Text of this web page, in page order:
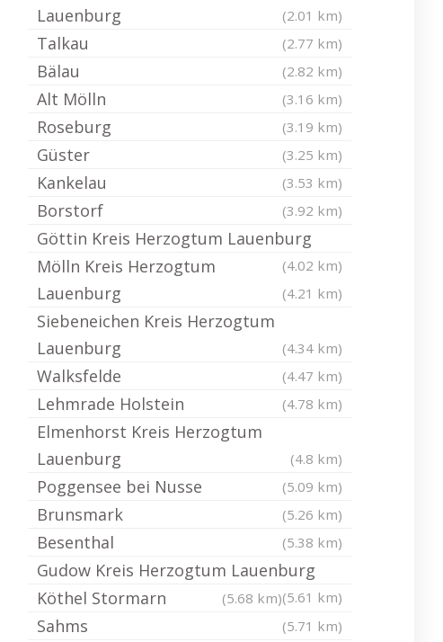
Lauenburg
(2.01 km)
Talkau (2.77 km)
Bälau (2.82 km)
Alt Mölln (3.16 km)
Roseburg (3.19 km)
Güster (3.25 km)
Kankelau (3.53 km)
Borstorf (3.92 km)
Göttin Kreis Herzogtum Lauenburg
(4.02 km)
Mölln Kreis Herzogtum
Lauenburg
(4.21 km)
Siebeneichen Kreis Herzogtum
Lauenburg
(4.34 km)
Walksfelde (4.47 km)
Lehmrade Holstein (4.78 km)
Elmenhorst Kreis Herzogtum
Lauenburg
(4.8 km)
Poggensee bei Nusse (5.09 km)
Brunsmark (5.26 km)
Besenthal (5.38 km)
Gudow Kreis Herzogtum Lauenburg
(5.61 km)
Köthel Stormarn (5.68 km)
Sahms (5.71 km)